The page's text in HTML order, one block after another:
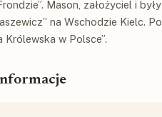
Mason, założyciel i
na Wschodzie Kielc.
w Polsce”.